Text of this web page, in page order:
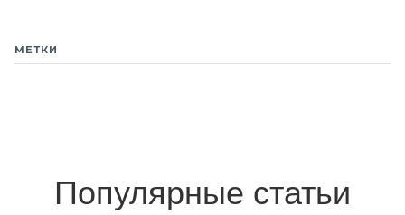
МЕТКИ
Популярные статьи